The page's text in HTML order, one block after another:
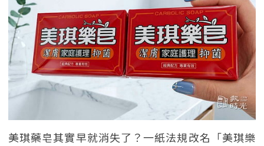
美琪藥皂其實早就消失了？一紙法規改名「美琪樂